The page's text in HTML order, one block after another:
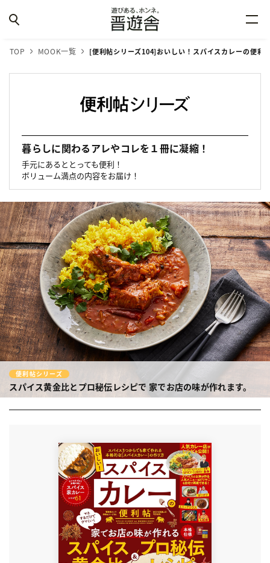
TOP MOOK一覧 [便利帖シリーズ104]おいしい！スパイスカレーの便利
暮らしに関わるアレやコレを１冊に凝縮！
手元にあるととっても便利！
ボリューム満点の内容をお届け！
便利帖シリーズ
スパイス黄金比とプロ秘伝レシピで 家でお店の味が作れます。